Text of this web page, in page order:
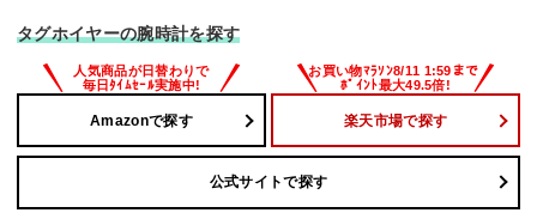
タグホイヤーの腕時計を探す
Amazonで探す 楽天市場で探す
公式サイトで探す